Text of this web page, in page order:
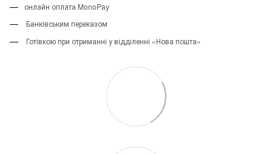
онлайн оплата MonoPay
Банківським переказом
Готівкою при отриманні у відділенні «Нова пошта»